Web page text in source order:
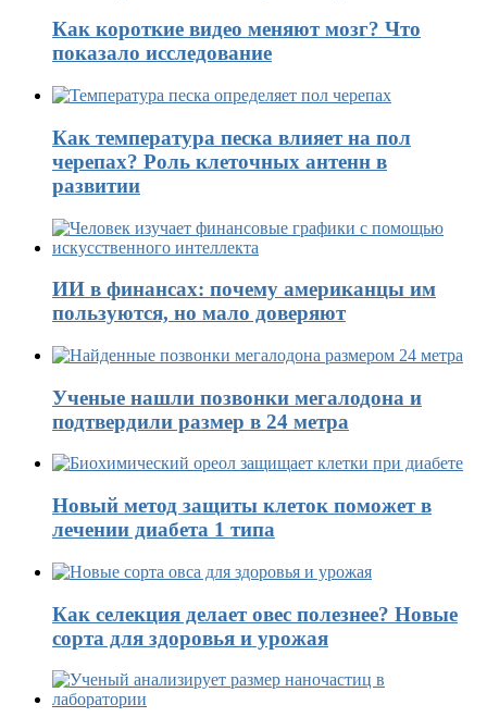
Как короткие видео меняют мозг? Что
показало исследование
Как температура песка влияет на пол
черепах? Роль клеточных антенн в
развитии
ИИ в финансах: почему американцы им
пользуются, но мало доверяют
Ученые нашли позвонки мегалодона и
подтвердили размер в 24 метра
Новый метод защиты клеток поможет в
лечении диабета 1 типа
Как селекция делает овес полезнее? Новые
сорта для здоровья и урожая